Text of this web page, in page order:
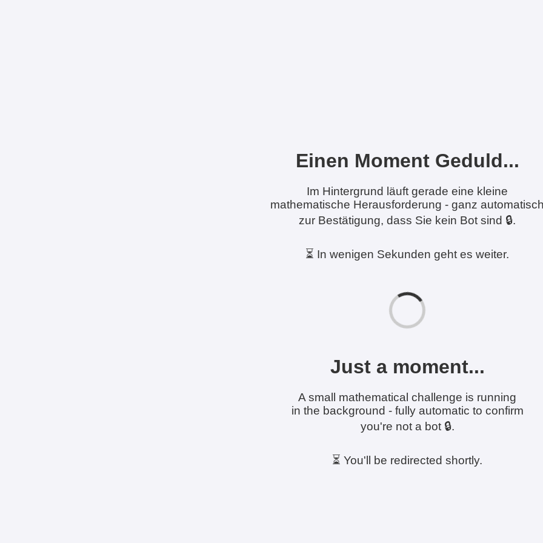
Einen Moment Geduld...
Im Hintergrund läuft gerade eine kleine
mathematische Herausforderung - ganz
zur Bestätigung, dass Sie kein Bot sind 🔒.
⏳ In wenigen Sekunden geht es weiter.
Just a moment...
A small mathematical challenge is running
in the background - fully automatic to confirm
you're not a bot 🔒.
⏳ You'll be redirected shortly.